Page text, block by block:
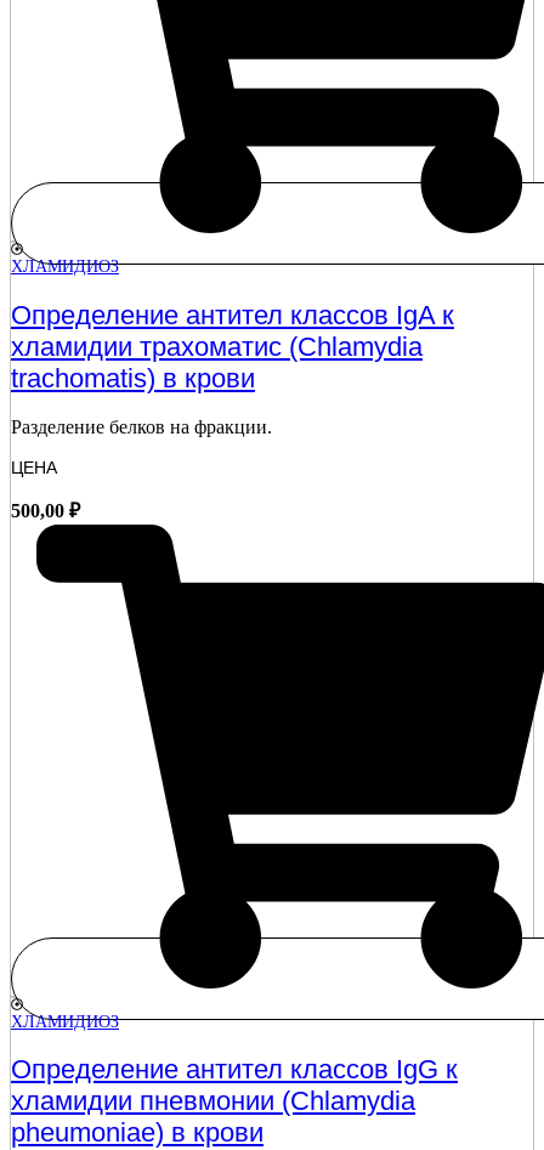
ХЛАМИДИОЗ
Определение антител классов IgA к
хламидии трахоматис (Chlamydia
trachomatis) в крови
Разделение белков на фракции.
ЦЕНА
500,00 ₽
ХЛАМИДИОЗ
Определение антител классов IgG к
хламидии пневмонии (Chlamydia
pheumoniae) в крови